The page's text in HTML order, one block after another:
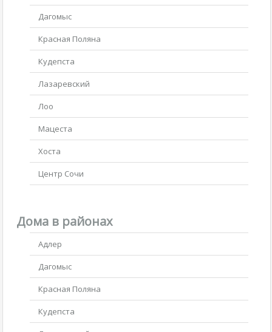
Дагомыс
Красная Поляна
Кудепста
Лазаревский
Лоо
Мацеста
Хоста
Центр Сочи
Дома в районах
Адлер
Дагомыс
Красная Поляна
Кудепста